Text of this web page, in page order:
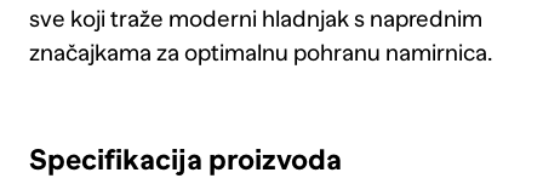
sve koji traže moderni hladnjak s naprednim
značajkama za optimalnu pohranu namirnica.
Specifikacija proizvoda